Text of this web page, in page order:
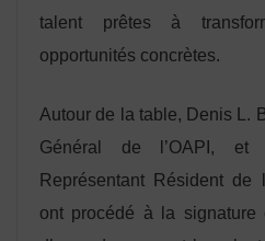
talent prêtes à
opportunités concrètes.
Autour de la table, Denis L.
Général de l’OAPI, et
Représentant Résident de
ont procédé à la signature